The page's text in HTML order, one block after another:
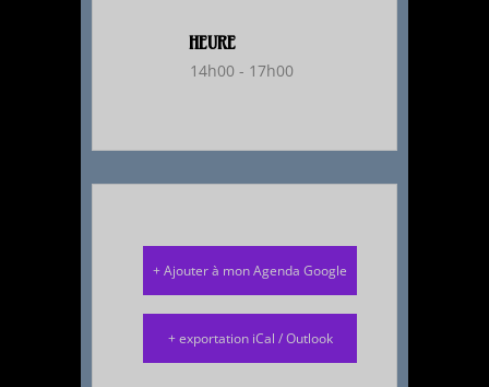
HEURE
14h00 - 17h00
+ Ajouter à mon Agenda Google
+ exportation iCal / Outlook